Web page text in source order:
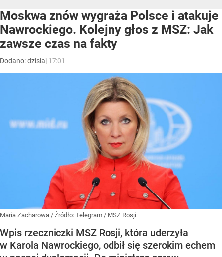
Moskwa znów wygraża Polsce i atakuje
Nawrockiego. Kolejny głos z MSZ: Jak
zawsze czas na fakty
Dodano:dzisiaj 17:01
Maria Zacharowa / Źródło: Telegram / MSZ Rosji
Wpis rzeczniczki MSZ Rosji, która uderzyła
w Karola Nawrockiego, odbił się szerokim echem